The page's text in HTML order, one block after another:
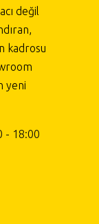
değil
kadrosu
yeni
- 18:00